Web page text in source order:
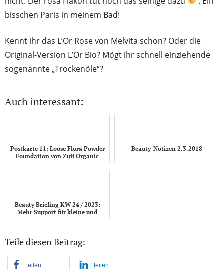
bisschen Paris in meinem Bad!
Kennt ihr das L’Or Rose von Melvita schon? Oder die
Original-Version L’Or Bio? Mögt ihr schnell einziehende
sogenannte „Trockenöle“?
Auch interessant:
Postkarte 11: Loose Flora Powder
Foundation von Zuii Organic
Beauty-Notizen 2.3.2018
Beauty Briefing KW 24 / 2023:
Mehr Support für kleine und
Teile diesen Beitrag:
teilen teilen